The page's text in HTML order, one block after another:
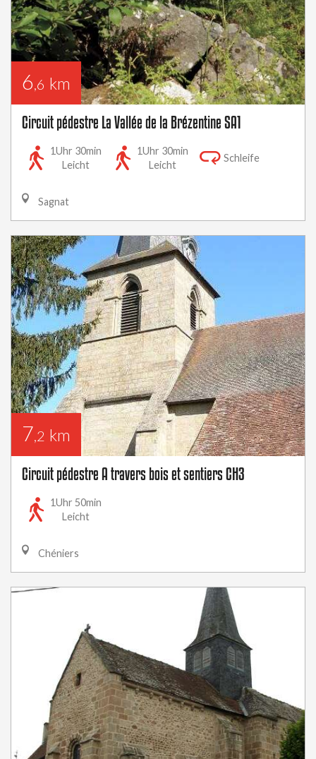
6,6 km
Circuit pédestre La Vallée de la Brézentine SA1
1Uhr 30min
Leicht
1Uhr 30min
Leicht
Schleife
Sagnat
7,2 km
Circuit pédestre A travers bois et sentiers CH3
1Uhr 50min
Leicht
Chéniers